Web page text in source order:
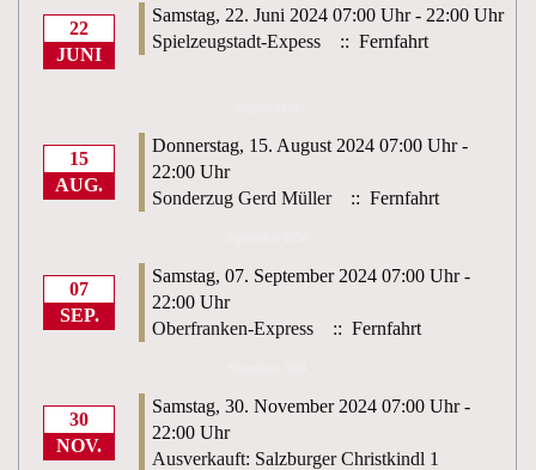
22
JUNI
Samstag, 22. Juni 2024 07:00 Uhr - 22:00 Uhr
Spielzeugstadt-Expess
:: Fernfahrt
15
AUG.
Donnerstag, 15. August 2024 07:00 Uhr -
22:00 Uhr
Sonderzug Gerd Müller
:: Fernfahrt
07
SEP.
Samstag, 07. September 2024 07:00 Uhr -
22:00 Uhr
Oberfranken-Express
:: Fernfahrt
30
NOV.
Samstag, 30. November 2024 07:00 Uhr -
22:00 Uhr
Ausverkauft: Salzburger Christkindl 1